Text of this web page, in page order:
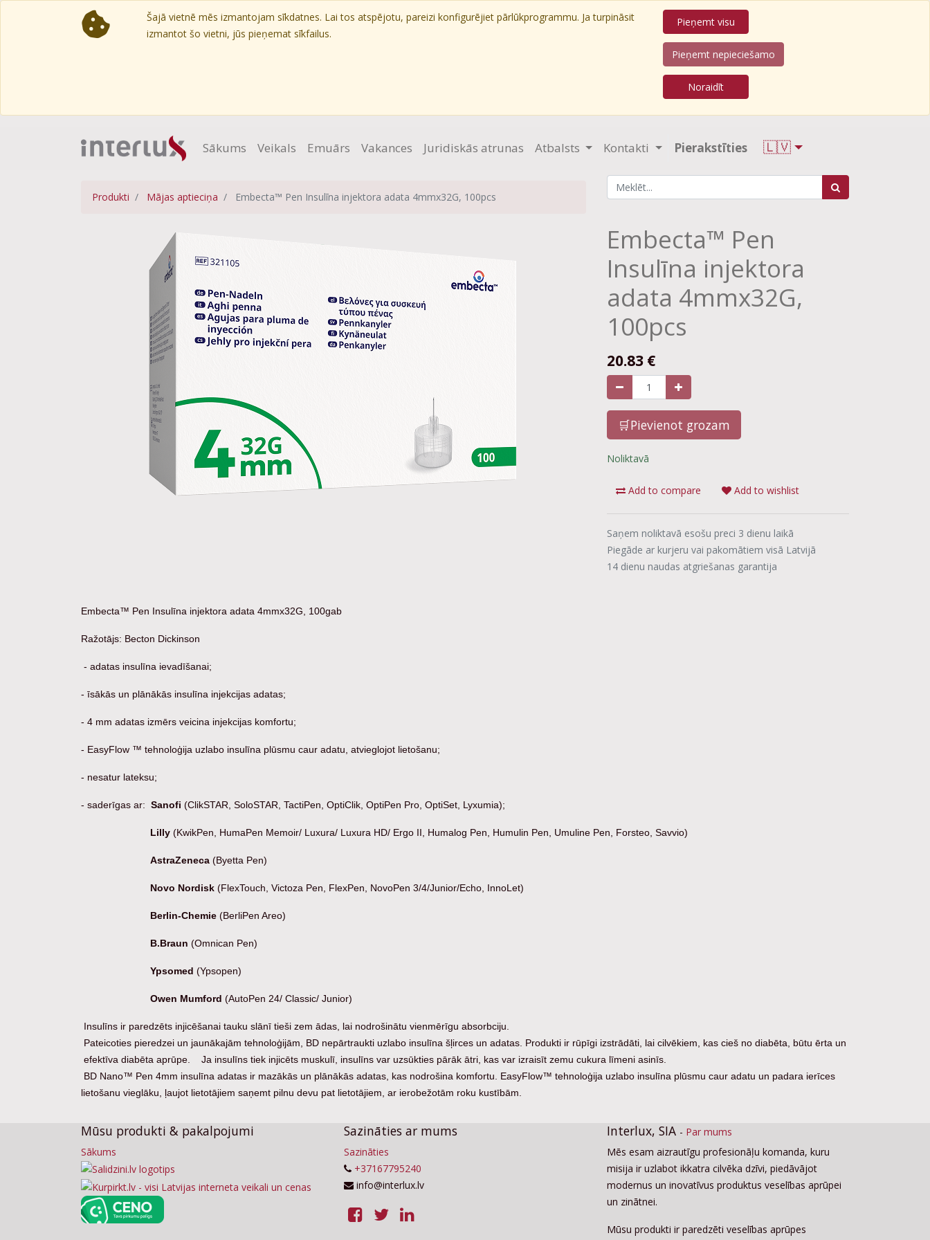
Šajā vietnē mēs izmantojam sīkdatnes. Lai tos atspējotu, pareizi konfigurējiet pārlūkprogrammu. Ja turpināsit
izmantot šo vietni, jūs pieņemat sīkfailus.
Pieņemt visu
Pieņemt nepieciešamo
Noraidīt
Sākums Veikals Emuārs Vakances Juridiskās atrunas Atbalsts Kontakti Pierakstīties 🇱🇻
Produkti Mājas aptieciņa Embecta™ Pen Insulīna injektora adata 4mmx32G, 100pcs
Embecta™ Pen
Insulīna injektora
adata 4mmx32G,
100pcs
20.83 €
🛒Pievienot grozam
Noliktavā
Add to compare Add to wishlist
Saņem noliktavā esošu preci 3 dienu laikā
Piegāde ar kurjeru vai pakomātiem visā Latvijā
14 dienu naudas atgriešanas garantija
Embecta™ Pen Insulīna injektora adata 4mmx32G, 100gab
Ražotājs: Becton Dickinson
- adatas insulīna ievadīšanai;
- īsākās un plānākās insulīna injekcijas adatas;
- 4 mm adatas izmērs veicina injekcijas komfortu;
- EasyFlow ™ tehnoloģija uzlabo insulīna plūsmu caur adatu, atvieglojot lietošanu;
- nesatur lateksu;
- saderīgas ar: Sanofi (ClikSTAR, SoloSTAR, TactiPen, OptiClik, OptiPen Pro, OptiSet, Lyxumia);
Lilly (KwikPen, HumaPen Memoir/ Luxura/ Luxura HD/ Ergo II, Humalog Pen, Humulin Pen, Umuline Pen, Forsteo, Savvio)
AstraZeneca (Byetta Pen)
Novo Nordisk (FlexTouch, Victoza Pen, FlexPen, NovoPen 3/4/Junior/Echo, InnoLet)
Berlin-Chemie (BerliPen Areo)
B.Braun (Omnican Pen)
Ypsomed (Ypsopen)
Owen Mumford (AutoPen 24/ Classic/ Junior)
Insulīns ir paredzēts injicēšanai tauku slānī tieši zem ādas, lai nodrošinātu vienmērīgu absorbciju.
Pateicoties pieredzei un jaunākajām tehnoloģijām, BD nepārtraukti uzlabo insulīna šļirces un adatas. Produkti ir rūpīgi izstrādāti, lai cilvēkiem, kas cieš no diabēta, būtu ērta un
efektīva diabēta aprūpe.
Ja insulīns tiek injicēts muskulī, insulīns var uzsūkties pārāk ātri, kas var izraisīt zemu cukura līmeni asinīs.
BD Nano™ Pen 4mm insulīna adatas ir mazākās un plānākās adatas, kas nodrošina komfortu. EasyFlow™ tehnoloģija uzlabo insulīna plūsmu caur adatu un padara ierīces
lietošanu vieglāku, ļaujot lietotājiem saņemt pilnu devu pat lietotājiem, ar ierobežotām roku kustībām.
Mūsu produkti & pakalpojumi
Sākums
Sazināties ar mums
Sazināties
+37167795240
info@interlux.lv
Interlux, SIA - Par mums
Mēs esam aizrautīgu profesionāļu komanda, kuru
misija ir uzlabot ikkatra cilvēka dzīvi, piedāvājot
modernus un inovatīvus produktus veselības aprūpei
un zinātnei.
Mūsu produkti ir paredzēti veselības aprūpes